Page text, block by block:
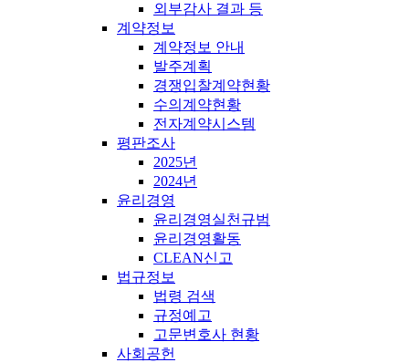
외부감사 결과 등
계약정보
계약정보 안내
발주계획
경쟁입찰계약현황
수의계약현황
전자계약시스템
평판조사
2025년
2024년
윤리경영
윤리경영실천규범
윤리경영활동
CLEAN신고
법규정보
법령 검색
규정예고
고문변호사 현황
사회공헌